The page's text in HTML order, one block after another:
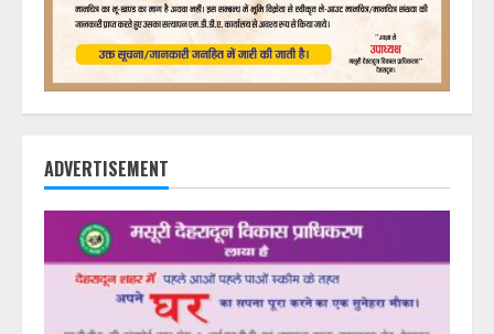
ADVERTISEMENT